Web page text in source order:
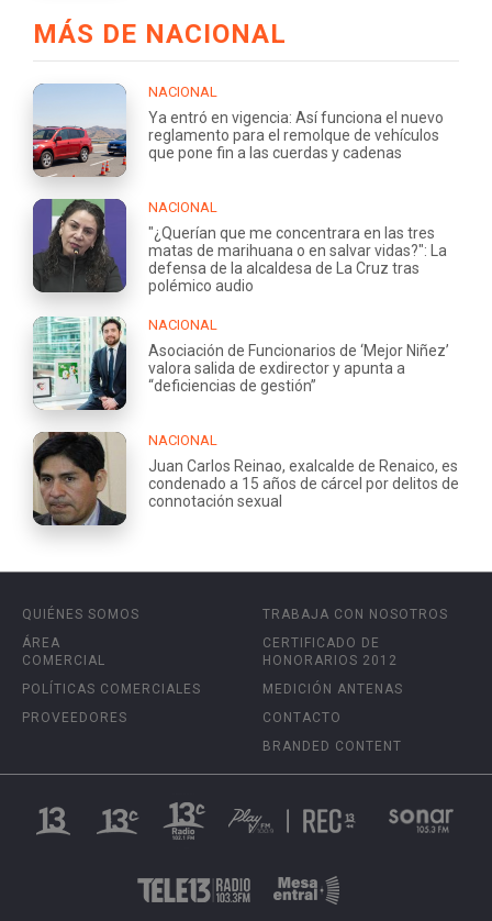
MÁS DE NACIONAL
NACIONAL
Ya entró en vigencia: Así funciona el nuevo
reglamento para el remolque de vehículos
que pone fin a las cuerdas y cadenas
NACIONAL
"¿Querían que me concentrara en las tres
matas de marihuana o en salvar vidas?": La
defensa de la alcaldesa de La Cruz tras
polémico audio
NACIONAL
Asociación de Funcionarios de ‘Mejor Niñez’
valora salida de exdirector y apunta a
“deficiencias de gestión”
NACIONAL
Juan Carlos Reinao, exalcalde de Renaico, es
condenado a 15 años de cárcel por delitos de
connotación sexual
QUIÉNES SOMOS
ÁREA
COMERCIAL
POLÍTICAS COMERCIALES
PROVEEDORES
TRABAJA CON NOSOTROS
CERTIFICADO DE
HONORARIOS 2012
MEDICIÓN ANTENAS
CONTACTO
BRANDED CONTENT